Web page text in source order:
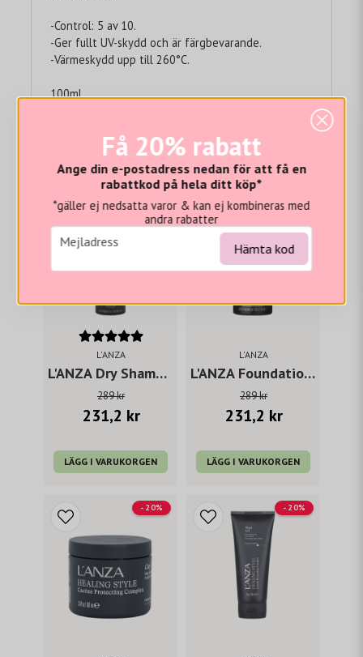
Vi tror du hade gillat...
L'ANZA
L'ANZA Dry Shampoo 242 ml
289 kr
231,2 kr
LÄGG I VARUKORGEN
L'ANZA
L'ANZA Foundation Mousse 150 ml
289 kr
231,2 kr
LÄGG I VARUKORGEN
- 20% - 20%
-Control: 5 av 10.
-Ger fullt UV-skydd och är färgbevarande.
-Värmeskydd upp till 260°C.
100ml
Anne-charlotte
för 2 år sedan
Få 20% rabatt
Ange din e-postadress nedan för att få en
rabattkod på hela ditt köp*
*gäller ej nedsatta varor & kan ej kombineras med
andra rabatter
email
Mejladress Hämta kod